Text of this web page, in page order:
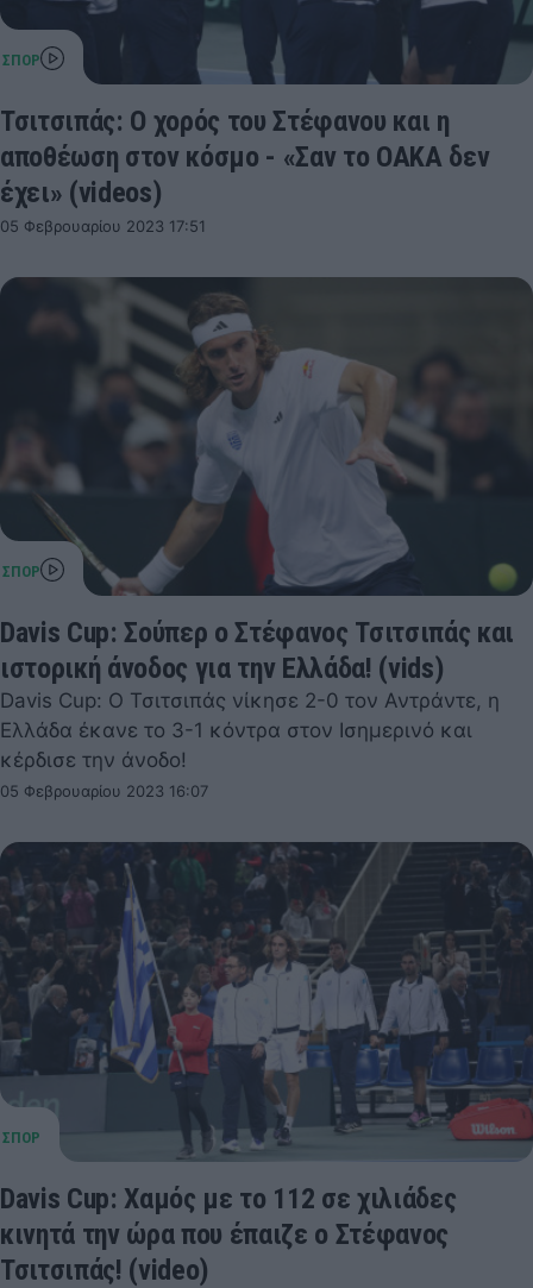
Τσιτσιπάς: Ο χορός του Στέφανου και η
αποθέωση στον κόσμο - «Σαν το ΟΑΚΑ δεν
έχει» (videos)
05 Φεβρουαρίου 2023 17:51
Davis Cup: Σούπερ ο Στέφανος Τσιτσιπάς και
ιστορική άνοδος για την Ελλάδα! (vids)
Davis Cup: Ο Τσιτσιπάς νίκησε 2-0 τον Αντράντε, η
Ελλάδα έκανε το 3-1 κόντρα στον Ισημερινό και
κέρδισε την άνοδο!
05 Φεβρουαρίου 2023 16:07
Davis Cup: Χαμός με το 112 σε χιλιάδες
κινητά την ώρα που έπαιζε ο Στέφανος
Τσιτσιπάς! (video)